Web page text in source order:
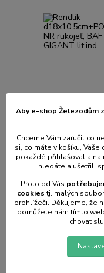
d18x10,5cm+PO
NR rukojeť, BAF
GIGANT lit.ind.
3 023 Kč/ ks
2 498 Kčbez
DPH
Není
Detail
Aby e-shop Železodům
Chceme Vám zaručit co
si, co máte v košíku,
pokaždé přihlašovat a na
hledáte a ušetřili
Proto od Vás
cookiestj. malých
prohlížeči. Děkujeme, že
pomůžete nám tímto
chovat